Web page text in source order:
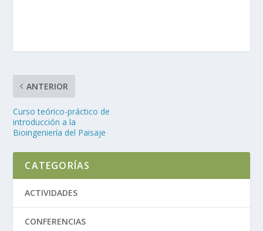
ANTERIOR
Curso teórico-práctico de
introducción a la
Bioingeniería del Paisaje
CATEGORÍAS
ACTIVIDADES
CONFERENCIAS